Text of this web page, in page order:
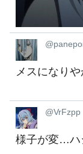
メスになり
@VrFzpp
様子が変…ハ